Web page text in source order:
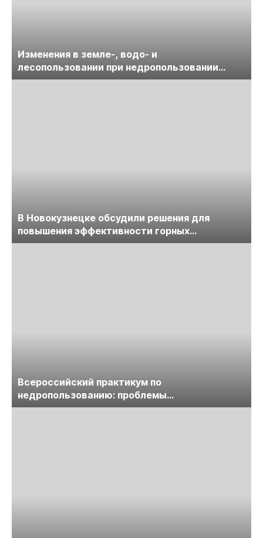
Изменения в земле-, водо- и
лесопользовании при недропользовании
обсудят на семинаре «ПравоТЭК»
В Новокузнецке обсудили решения для
повышения эффективности горных
предприятий
Всероссийский практикум по
недропользованию: проблемы
лицензирования, цифровизации, экспертизы